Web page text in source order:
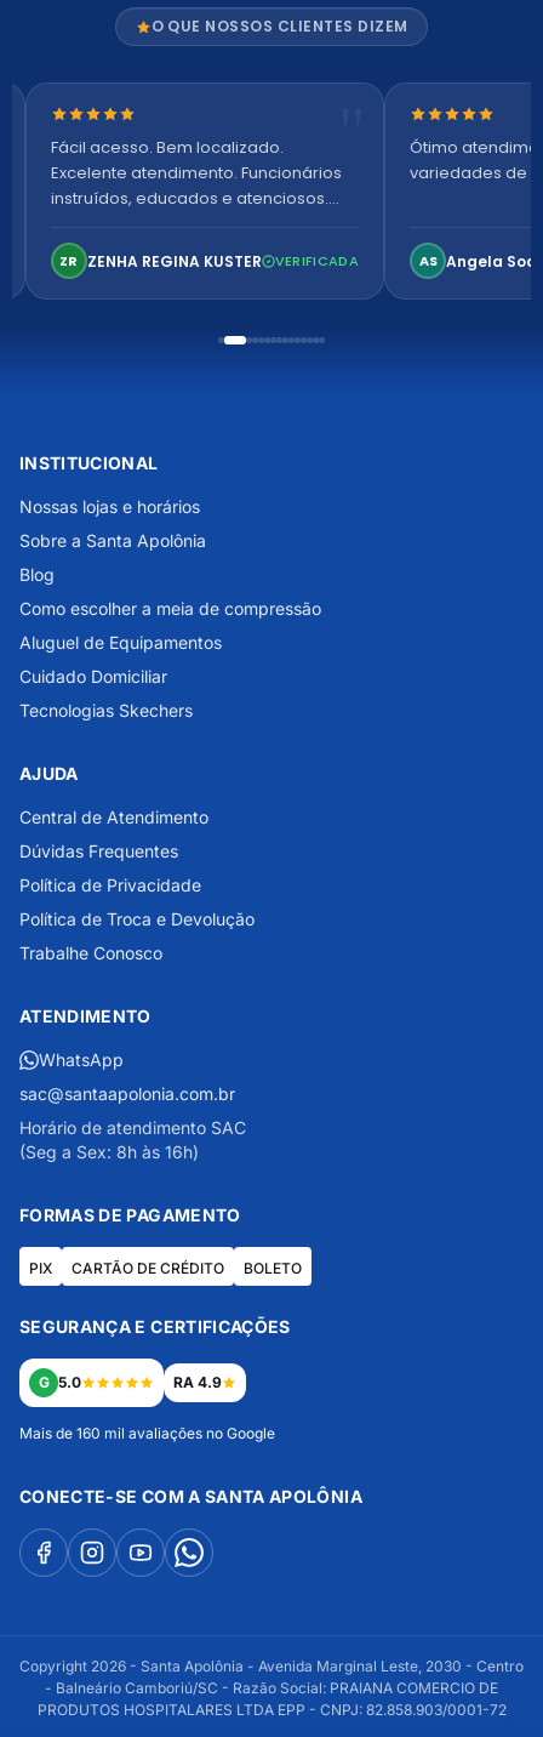
O QUE NOSSOS CLIENTES DIZEM
Nota 5 de 5 estrelas
Fácil acesso. Bem localizado.
Excelente atendimento. Funcionários
instruídos, educados e atenciosos.
confortável. Perfeito!
ZR ZENHA REGINA KUSTER VERIFICADA
Nota 5 de 5
Ótimo
variedades de
AS Angela
INSTITUCIONAL
Nossas lojas e horários
Sobre a Santa Apolônia
Blog
Como escolher a meia de compressão
Aluguel de Equipamentos
Cuidado Domiciliar
Tecnologias Skechers
AJUDA
Central de Atendimento
Dúvidas Frequentes
Política de Privacidade
Política de Troca e Devolução
Trabalhe Conosco
ATENDIMENTO
WhatsApp
sac@santaapolonia.com.br
Horário de atendimento SAC
(Seg a Sex: 8h às 16h)
FORMAS DE PAGAMENTO
PIX CARTÃO DE CRÉDITO BOLETO
SEGURANÇA E CERTIFICAÇÕES
G 5.0 RA 4.9
Mais de 160 mil avaliações no Google
CONECTE-SE COM A SANTA APOLÔNIA
Copyright 2026 - Santa Apolônia - Avenida Marginal Leste, 2030 - Centro
- Balneário Camboriú/SC - Razão Social: PRAIANA COMERCIO DE
PRODUTOS HOSPITALARES LTDA EPP - CNPJ: 82.858.903/0001-72